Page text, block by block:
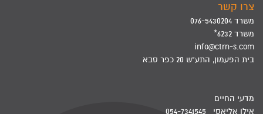
צרו קשר
משרד 076-5430204
משרד 6232*
info@ctrn-s.com
בית הפעמון, התע"ש 20 כפר סבא
מדעי החיים
אילן אליאסי 054-7341545